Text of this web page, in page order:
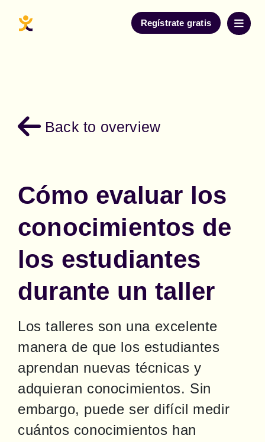
Regístrate gratis
Back to overview
Cómo evaluar los
conocimientos de
los estudiantes
durante un taller
Los talleres son una excelente
manera de que los estudiantes
aprendan nuevas técnicas y
adquieran conocimientos. Sin
embargo, puede ser difícil medir
cuántos conocimientos han